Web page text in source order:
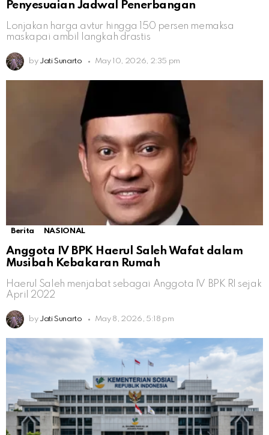
Penyesuaian Jadwal Penerbangan
Lonjakan harga avtur hingga 150 persen memaksa
maskapai ambil langkah drastis
by Jati Sunarto May 10, 2026, 2:35 pm
Berita NASIONAL
Anggota IV BPK Haerul Saleh Wafat dalam
Musibah Kebakaran Rumah
Haerul Saleh menjabat sebagai Anggota IV BPK RI sejak
April 2022
by Jati Sunarto May 8, 2026, 5:18 pm